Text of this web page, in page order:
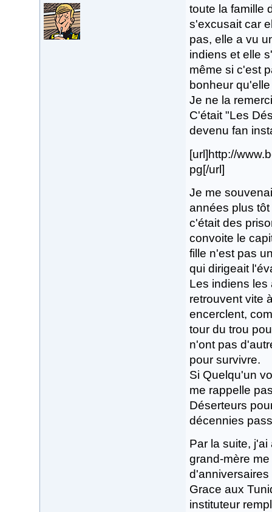
toute la famille
s'excusait car
pas, elle a vu
indiens et elle
même si c'est
bonheur
Je ne la
C'était "Les
devenu fan
[url]http://
pg[/url]
Je me
années plus
c'était des
convoite le
fille n'est pas
qui dirigeait
Les indiens les
retrouvent vite
encerclent,
tour du trou
n'ont pas
pour survivre.
Si Quelqu'un
me rappelle
Déserteurs
décennies
Par la suite,
grand-mère
d'anniversaires
Grace aux
instituteur